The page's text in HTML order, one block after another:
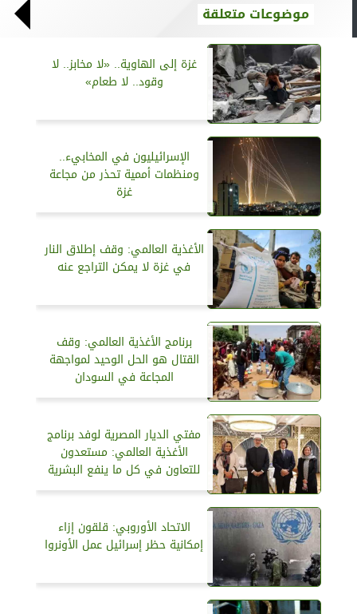
موضوعات متعلقة
غزة إلى الهاوية.. «لا مخابز.. لا
وقود.. لا طعام»
الإسرائيليون في المخابيء..
ومنظمات أممية تحذر من مجاعة
غزة
الأغذية العالمي: وقف إطلاق النار
في غزة لا يمكن التراجع عنه
برنامج الأغذية العالمي: وقف
القتال هو الحل الوحيد لمواجهة
المجاعة في السودان
مفتي الديار المصرية لوفد برنامج
الأغذية العالمي: مستعدون
للتعاون في كل ما ينفع البشرية
الاتحاد الأوروبي: قلقون إزاء
إمكانية حظر إسرائيل عمل الأونروا